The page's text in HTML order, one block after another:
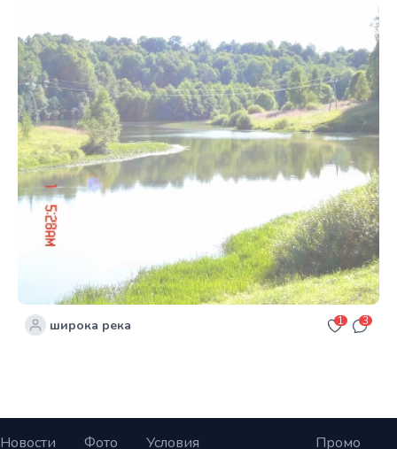
широка река 1 3
Новости Фото Условия Промо